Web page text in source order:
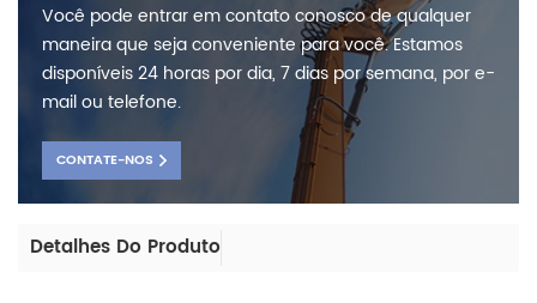
Você pode entrar em contato conosco de qualquer
maneira que seja conveniente para você. Estamos
disponíveis 24 horas por dia, 7 dias por semana, por e-
mail ou telefone.
CONTATE-NOS
Detalhes Do Produto